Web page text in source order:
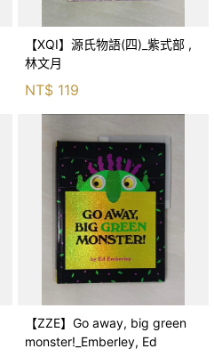
【XQI】源氏物語(四)_紫式部 ,
林文月
NT$ 119
【ZZE】Go away, big green
monster!_Emberley, Ed